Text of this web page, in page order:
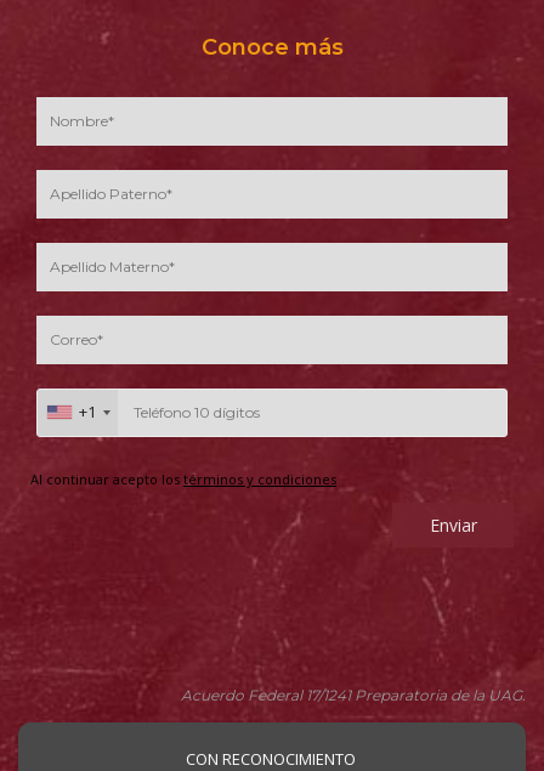
Conoce más
+1
Al continuar acepto los términos y condiciones
Enviar
Acuerdo Federal 17/1241 Preparatoria de la UAG.
CON RECONOCIMIENTO